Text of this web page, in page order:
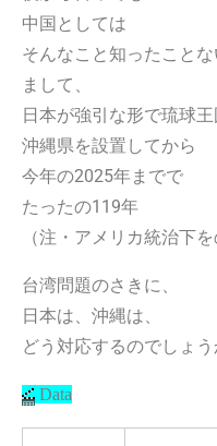
中国としては
そんなこと知ったことな
まして、
日本が強引な形で琉球
沖縄県を設置してから
今年の2025年までで
たったの119年
（注・アメリカ統治下
台湾問題のさきに、
日本は、沖縄は、
どう対応するのでしょう
Data